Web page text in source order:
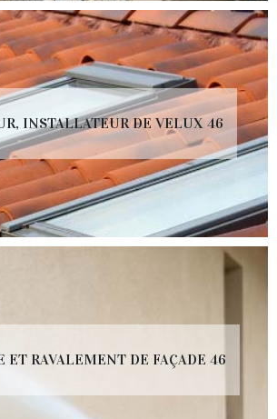
INSTALLATEUR DE VELUX 46
ET RAVALEMENT DE FAÇADE 46